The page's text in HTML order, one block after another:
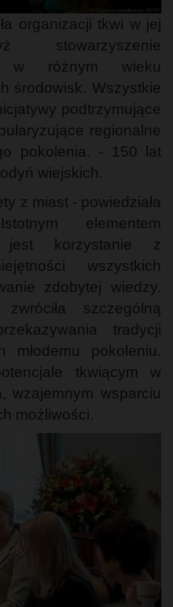
organizacji tkwi w jej
stowarzyszenie
w różnym wieku
środowisk. Wszystkie
podtrzymujące
regionalne
pokolenia. - 150 lat
wiejskich.
z miast - powiedziała
elementem
jest korzystanie z
wszystkich
zdobytej wiedzy.
szczególną
tradycji
młodemu pokoleniu.
tkwiącym w
wzajemnym wsparciu
możliwości.